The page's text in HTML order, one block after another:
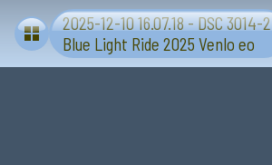
2025-12-10 16.07.18 - DSC 3014-2
Blue Light Ride 2025 Venlo eo